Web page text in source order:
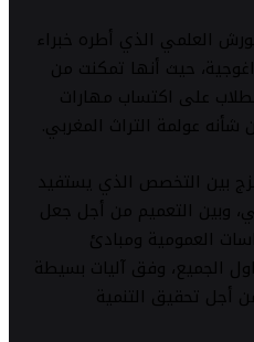
العلمي الذي أطره خبراء
حيث أنها تمكنت من
على اكتساب مهارات
عولمة التراث المغربي.
بين التخصص الذي يستفيد
وبين التعميم من أجل جعل
العمومية ومبادئ
الجميع، وفق آليات بسيطة
أجل تحقيق التنمية